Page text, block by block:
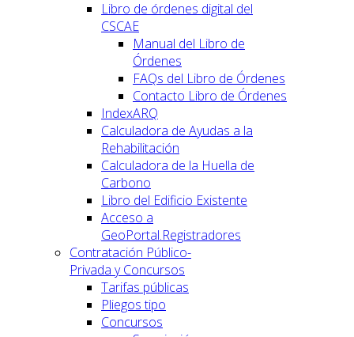
Libro de órdenes digital del
CSCAE
Manual del Libro de
Órdenes
FAQs del Libro de Órdenes
Contacto Libro de Órdenes
IndexARQ
Calculadora de Ayudas a la
Rehabilitación
Calculadora de la Huella de
Carbono
Libro del Edificio Existente
Acceso a
GeoPortal.Registradores
Contratación Público-
Privada y Concursos
Tarifas públicas
Pliegos tipo
Concursos